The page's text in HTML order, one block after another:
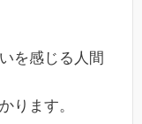
を感じる人間
ります。